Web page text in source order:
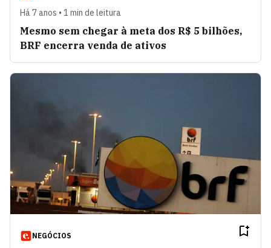
Há 7 anos • 1 min de leitura
Mesmo sem chegar à meta dos R$ 5 bilhões,
BRF encerra venda de ativos
NEGÓCIOS